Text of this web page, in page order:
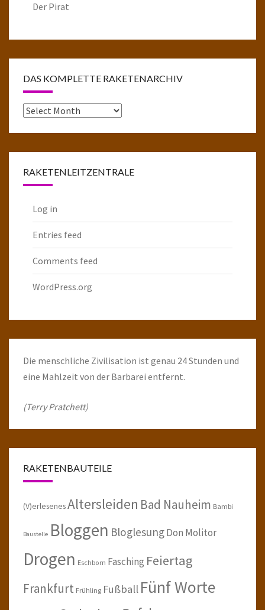
Der Pirat
DAS KOMPLETTE RAKETENARCHIV
Das
RAKETENLEITZENTRALE
Log in
Entries feed
Comments feed
WordPress.org
Die menschliche Zivilisation ist genau 24 Stunden und
eine Mahlzeit von der Barbarei entfernt.
(Terry Pratchett)
RAKETENBAUTEILE
(V)erlesenesAltersleiden Bad Nauheim Bambi
Baustelle Bloggen BloglesungDon Molitor
Drogen Eschborn Fasching Feiertag
Frankfurt Frühling Fußball Fünf Worte